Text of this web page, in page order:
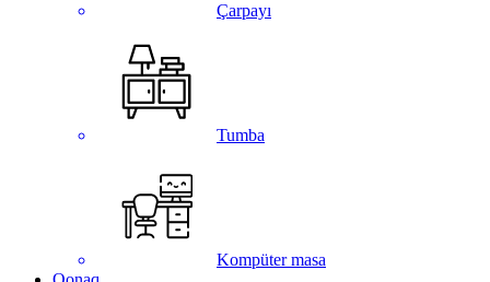
Çarpayı
Tumba
Kompüter masa